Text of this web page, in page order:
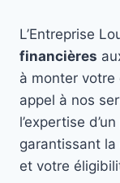
L’Entreprise
financières
à monter
appel à nos
l’expertise
garantissant
et votre